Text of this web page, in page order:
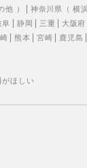
他 ） 神奈川県 （横
阜 静岡 三重 大阪府
熊本 宮崎 鹿児島
がほしい